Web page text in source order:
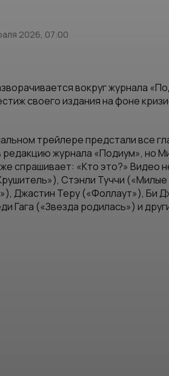
2026, 07:00
вокруг журнала
своего издания на фоне
трейлере предстали все
редакцию журнала «Подиум», но
спрашивает: «Кто это?»
Стэнли Туччи
Джастин Теру («Фоллаут»), Би
Гага («Звезда родилась») и